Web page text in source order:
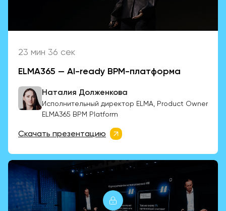
23 мин 36 сек
ELMA365 — AI-ready BPM-платформа
Наталия Долженкова
Исполнительный директор ELMA, Product Owner
ELMA365 BPM Platform
Скачать презентацию